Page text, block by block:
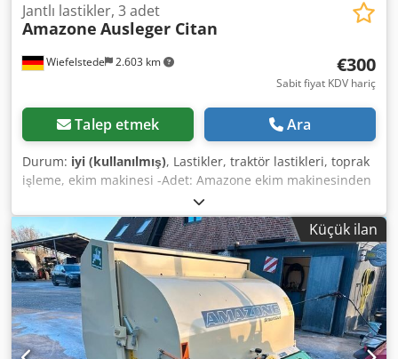
Wiefelstede 2.603 km
Jantlı lastikler, 3 adet
Amazone Ausleger Citan
€300
Sabit fiyat KDV hariç
Talep etmek Ara
Durum: iyi (kullanılmış), Lastikler, traktör lastikleri, toprak
işleme, ekim makinesi -Adet: Amazone ekim makinesinden
3 adet lastik -Lastik ölçüsü -Göbek: Ø 40 mm -Ölçü: Ø 750 -
Toplam fiyat: 3 lastik için Dcedpeb A E Ufofx Ai Njk -Ağırlık:
51 kg/adet
Küçük ilan